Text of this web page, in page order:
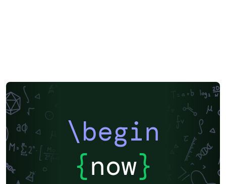
\begin
{now}